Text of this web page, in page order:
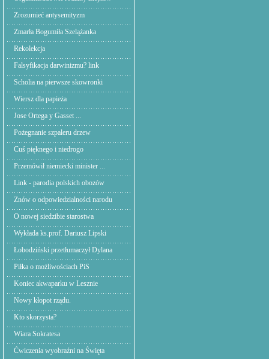
Zrozumieć antysemityzm
Zmarła Bogumiła Szelążanka
Rekolekcja
Falsyfikacja darwinizmu? link
Scholia na pierwsze skowronki
Wiersz dla papieża
Jose Ortega y Gasset ...
Pożegnanie szpaleru drzew
Cuś pięknego i niedrogo
Przemówił niemiecki minister ...
Link - parodia polskich obozów
Znów o odpowiedzialności narodu
O nowej siedzibie starostwa
Wykłada ks.prof. Dariusz Lipski
Łobodziński przetłumaczył Dylana
Piłka o możliwościach PiS
Koniec akwaparku w Lesznie
Nowy kłopot rządu.
Kto skorzysta?
Wiara Sokratesa
Ćwiczenia wyobraźni na Święta